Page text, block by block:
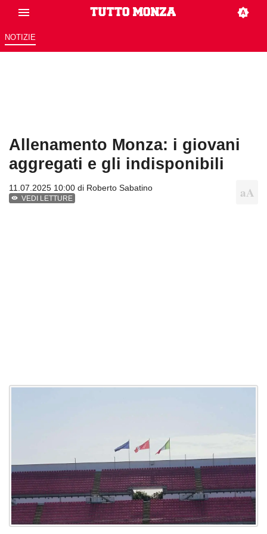
NOTIZIE
Allenamento Monza: i giovani
aggregati e gli indisponibili
11.07.2025 10:00 di Roberto Sabatino
VEDI LETTURE